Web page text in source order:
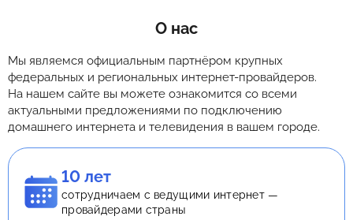
О нас
Мы являемся официальным партнёром крупных
федеральных и региональных интернет-провайдеров.
На нашем сайте вы можете ознакомится со всеми
актуальными предложениями по подключению
домашнего интернета и телевидения в вашем городе.
10 лет
сотрудничаем с ведущими интернет —
провайдерами страны